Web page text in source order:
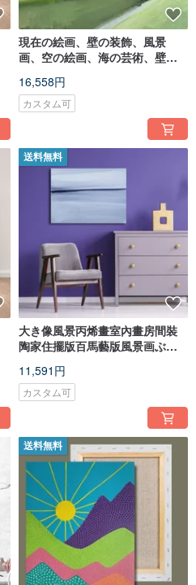
現在の絵画、壁の装飾、風景
画、空の絵画、海の芸術、壁の
画。
16,558円
カスタム可
送料無料
大き像風景丙烯畫室內畫房間裝
陶家住擺版百馬藝版風景画ぶら
11,591円
カスタム可
送料無料